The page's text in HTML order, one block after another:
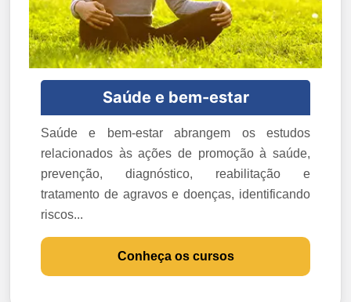
Saúde e bem-estar
Saúde e bem-estar abrangem os estudos
relacionados às ações de promoção à saúde,
prevenção, diagnóstico, reabilitação e
tratamento de agravos e doenças, identificando
riscos...
Conheça os cursos